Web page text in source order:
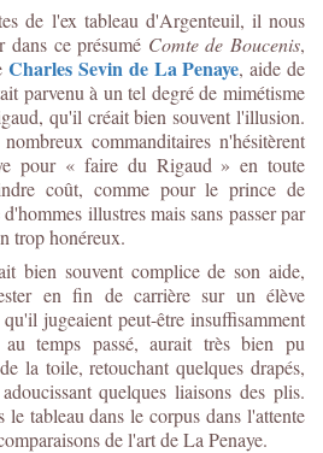
de l'ex tableau d'Argenteuil, il nous
dans ce présumé Comte de Boucenis,
Charles Sevin de La Penaye, aide de
parvenu à un tel degré de mimétisme
qu'il créait bien souvent l'illusion.
commanditaires n'hésitèrent
pour « faire du Rigaud » en toute
coût, comme pour le prince de
illustres mais sans passer par
trop honéreux.
bien souvent complice de son aide,
en fin de carrière sur un élève
jugeaient peut-être insuffisamment
au temps passé, aurait très bien pu
la toile, retouchant quelques drapés,
quelques liaisons des plis.
tableau dans le corpus dans l'attente
de l'art de La Penaye.